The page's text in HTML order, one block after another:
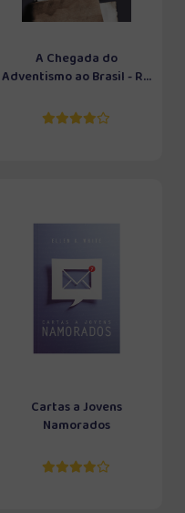
A Chegada do
Adventismo ao Brasil - R...
Cartas a Jovens
Namorados